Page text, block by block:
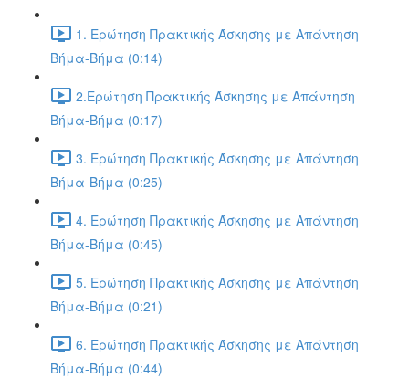
1. Ερώτηση Πρακτικής Άσκησης με Απάντηση
Βήμα-Βήμα (0:14)
2.Ερώτηση Πρακτικής Άσκησης με Απάντηση
Βήμα-Βήμα (0:17)
3. Ερώτηση Πρακτικής Άσκησης με Απάντηση
Βήμα-Βήμα (0:25)
4. Ερώτηση Πρακτικής Άσκησης με Απάντηση
Βήμα-Βήμα (0:45)
5. Ερώτηση Πρακτικής Άσκησης με Απάντηση
Βήμα-Βήμα (0:21)
6. Ερώτηση Πρακτικής Άσκησης με Απάντηση
Βήμα-Βήμα (0:44)